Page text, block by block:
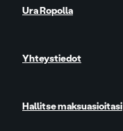
Ura Ropolla
Yhteystiedot
Hallitse maksuasioitasi